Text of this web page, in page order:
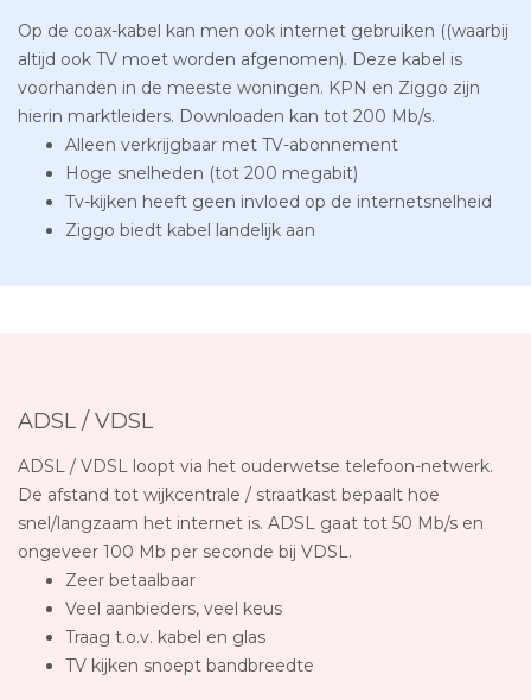
Op de coax-kabel kan men ook internet gebruiken ((waarbij
altijd ook TV moet worden afgenomen). Deze kabel is
voorhanden in de meeste woningen. KPN en Ziggo zijn
hierin marktleiders. Downloaden kan tot 200 Mb/s.
Alleen verkrijgbaar met TV-abonnement
Hoge snelheden (tot 200 megabit)
Tv-kijken heeft geen invloed op de internetsnelheid
Ziggo biedt kabel landelijk aan
ADSL / VDSL
ADSL / VDSL loopt via het ouderwetse telefoon-netwerk.
De afstand tot wijkcentrale / straatkast bepaalt hoe
snel/langzaam het internet is. ADSL gaat tot 50 Mb/s en
ongeveer 100 Mb per seconde bij VDSL.
Zeer betaalbaar
Veel aanbieders, veel keus
Traag t.o.v. kabel en glas
TV kijken snoept bandbreedte